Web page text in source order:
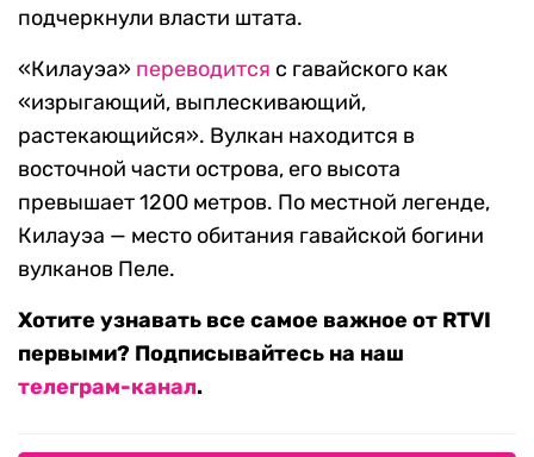
подчеркнули власти штата.​
«Килауэа» переводится с гавайского как
«изрыгающий, выплескивающий,
растекающийся». Вулкан находится в
восточной части острова, его высота
превышает 1200 метров. По местной легенде,
Килауэа — место обитания гавайской богини
вулканов Пеле.
Хотите узнавать все самое важное от RTVI
первыми? Подписывайтесь на наш
телеграм-канал.